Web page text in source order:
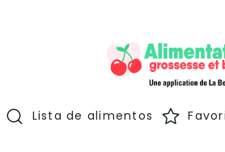
Lista de alimentos